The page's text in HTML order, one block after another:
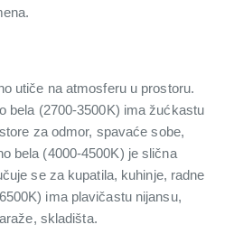
utiče na atmosferu u prostoru.
bela (2700-3500K) ima žućkastu
za odmor, spavaće sobe,
bela (4000-4500K) je slična
se za kupatila, kuhinje, radne
ima plavičastu nijansu,
skladišta.